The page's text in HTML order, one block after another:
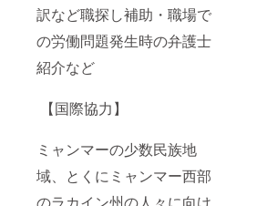
訳など職探し補助・職場で
の労働問題発生時の弁護士
紹介など
【国際協力】
ミャンマーの少数民族地
域、とくにミャンマー西部